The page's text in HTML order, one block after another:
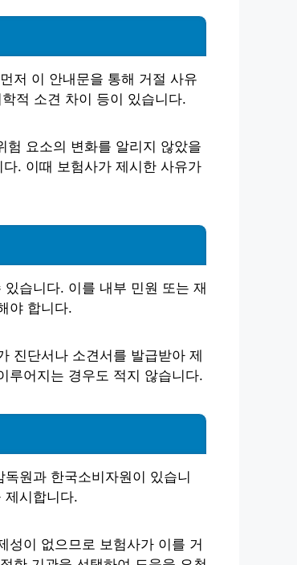
저 이 안내문을 통해 거절 사유
적 소견 차이 등이 있습니다.
험 요소의 변화를 알리지 않았을
. 이때 보험사가 제시한 사유가
습니다. 이를 내부 민원 또는 재
야 합니다.
진단서나 소견서를 발급받아 제
루어지는 경우도 적지 않습니다.
원과 한국소비자원이 있습니
제시합니다.
성이 없으므로 보험사가 이를 거